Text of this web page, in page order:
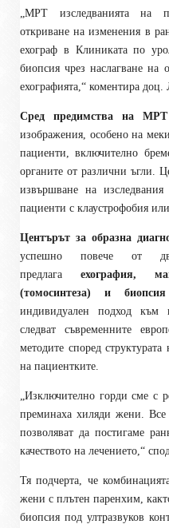
„МРТ изследванията на
откриване на изменения в
ехограф в Клиниката по
биопсия чрез наслагване на
ехографията,“ коментира
Сред предимства на МРТ
изображения, особено на
пациенти, включително
органите от различни ъгли.
извършване на
пациенти с клаустрофобия
Центърът за образна
успешно повече от
предлага ехография,
(томосинтеза) и
индивидуален подход към
следват съвременните
методите според
на пациентките.
„Изключително горди сме с
преминаха хиляди жени.
позволяват да постигаме
качеството на лечението,“
Тя подчерта, че
жени с плътен паренхим,
биопсия под ултразвуков